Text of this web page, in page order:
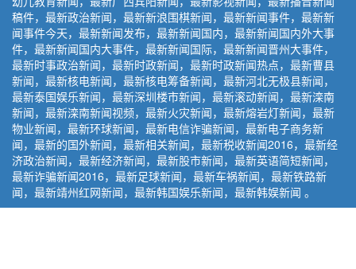
稿件，最新政治新闻，最新新浪围棋新闻，最新新闻事件，最新新
闻事件今天，最新新闻发布，最新新闻国内，最新新闻国内外大事
件，最新新闻国内大事件，最新新闻国际，最新新闻晋州大事件，
最新时事政治新闻，最新时政新闻，最新时政新闻热点，最新曹县
新闻，最新核电新闻，最新核电筹备新闻，最新河北无极县新闻，
最新泰国娱乐新闻，最新深圳楼市新闻，最新滚动新闻，最新滦南
新闻，最新滦南新闻视频，最新火灾新闻，最新熔岩灯新闻，最新
物业新闻，最新环球新闻，最新电信诈骗新闻，最新电子商务新
闻，最新的国外新闻，最新相关新闻，最新税收新闻2016，最新经
济政治新闻，最新经济新闻，最新股市新闻，最新英语简短新闻，
最新诈骗新闻2016，最新足球新闻，最新车祸新闻，最新铁路新
闻，最新靖州红网新闻，最新韩国娱乐新闻，最新韩娱新闻 。